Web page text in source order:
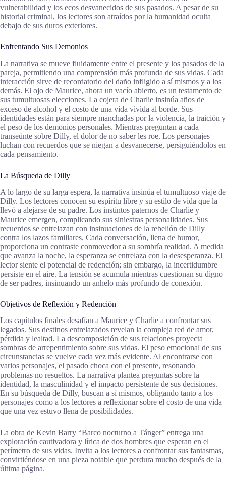
vulnerabilidad y los ecos desvanecidos de sus pasados. A pesar de su
historial criminal, los lectores son atraídos por la humanidad oculta
debajo de sus duros exteriores.
Enfrentando Sus Demonios
La narrativa se mueve fluidamente entre el presente y los pasados de la
pareja, permitiendo una comprensión más profunda de sus vidas. Cada
interacción sirve de recordatorio del daño infligido a sí mismos y a los
demás. El ojo de Maurice, ahora un vacío abierto, es un testamento de
sus tumultuosas elecciones. La cojera de Charlie insinúa años de
exceso de alcohol y el costo de una vida vivida al borde. Sus
identidades están para siempre manchadas por la violencia, la traición y
el peso de los demonios personales. Mientras preguntan a cada
transeúnte sobre Dilly, el dolor de no saber les roe. Los personajes
luchan con recuerdos que se niegan a desvanecerse, persiguiéndolos en
cada pensamiento.
La Búsqueda de Dilly
A lo largo de su larga espera, la narrativa insinúa el tumultuoso viaje de
Dilly. Los lectores conocen su espíritu libre y su estilo de vida que la
llevó a alejarse de su padre. Los instintos paternos de Charlie y
Maurice emergen, complicando sus siniestras personalidades. Sus
recuerdos se entrelazan con insinuaciones de la rebelión de Dilly
contra los lazos familiares. Cada conversación, llena de humor,
proporciona un contraste conmovedor a su sombría realidad. A medida
que avanza la noche, la esperanza se entrelaza con la desesperanza. El
lector siente el potencial de redención; sin embargo, la incertidumbre
persiste en el aire. La tensión se acumula mientras cuestionan su digno
de ser padres, insinuando un anhelo más profundo de conexión.
Objetivos de Reflexión y Redención
Los capítulos finales desafían a Maurice y Charlie a confrontar sus
legados. Sus destinos entrelazados revelan la compleja red de amor,
pérdida y lealtad. La descomposición de sus relaciones proyecta
sombras de arrepentimiento sobre sus vidas. El peso emocional de sus
circunstancias se vuelve cada vez más evidente. Al encontrarse con
varios personajes, el pasado choca con el presente, resonando
problemas no resueltos. La narrativa plantea preguntas sobre la
identidad, la masculinidad y el impacto persistente de sus decisiones.
En su búsqueda de Dilly, buscan a sí mismos, obligando tanto a los
personajes como a los lectores a reflexionar sobre el costo de una vida
que una vez estuvo llena de posibilidades.
La obra de Kevin Barry “Barco nocturno a Tánger” entrega una
exploración cautivadora y lírica de dos hombres que esperan en el
perímetro de sus vidas. Invita a los lectores a confrontar sus fantasmas,
convirtiéndose en una pieza notable que perdura mucho después de la
última página.